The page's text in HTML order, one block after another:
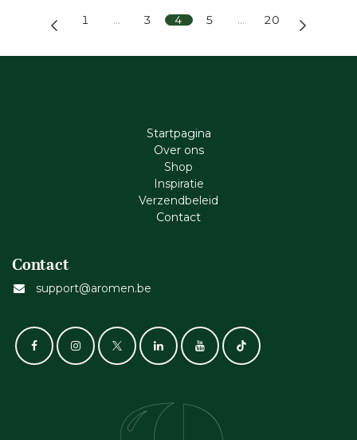
1 … 3 4 5 … 20
Startpagina
Ove​r​ ons
Shop
Inspiratie
Verzendbeleid
Cont​act
Contact
support@aromen.be